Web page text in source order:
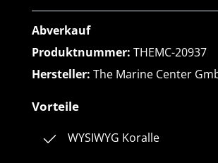
Abverkauf
Produktnummer: THEMC-20937
Hersteller: The Marine Center
Vorteile
WYSIWYG Koralle